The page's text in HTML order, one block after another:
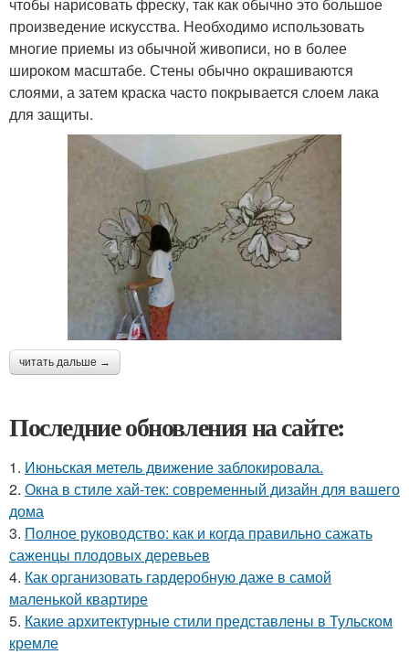
произведение искусства. Необходимо использовать
многие приемы из обычной живописи, но в более
широком масштабе. Стены обычно окрашиваются
слоями, а затем краска часто покрывается слоем лака
для защиты.
читать дальше →
Последние обновления на сайте:
1. Июньская метель движение заблокировала.
2. Окна в стиле хай-тек: современный дизайн для вашего
дома
3. Полное руководство: как и когда правильно сажать
саженцы плодовых деревьев
4. Как организовать гардеробную даже в самой
маленькой квартире
5. Какие архитектурные стили представлены в Тульском
кремле